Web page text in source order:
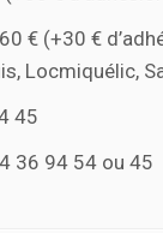
€ (+30 €
Locmiquélic,
45
36 94 54 ou 45